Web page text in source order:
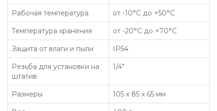
Рабочая температура от -10°С до +50°С
Температура хранения от -20°С до +70°С
Защита от влаги и пыли IP54
Резьба для установки на
штатив
1/4"
Размеры 105 x 85 x 65 мм